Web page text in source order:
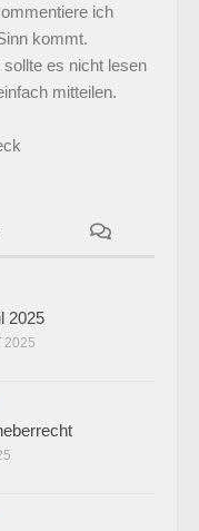
ich
kommt.
es nicht lesen
mitteilen.
2025
2025